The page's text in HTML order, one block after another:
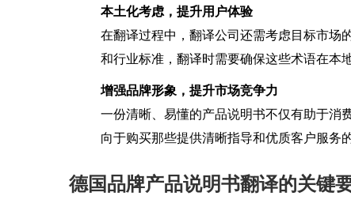
本土化考虑，提升用户体验
在翻译过程中，翻译公司还需考虑目标市场
和行业标准，翻译时需要确保这些术语在本
增强品牌形象，提升市场竞争力
一份清晰、易懂的产品说明书不仅有助于消
向于购买那些提供清晰指导和优质客户服务
德国品牌产品说明书翻译的关键